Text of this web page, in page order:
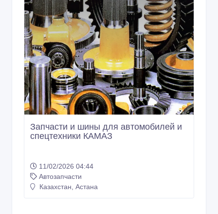
Запчасти и шины для автомобилей и
спецтехники КАМАЗ
11/02/2026 04:44
Автозапчасти
Казахстан, Астана